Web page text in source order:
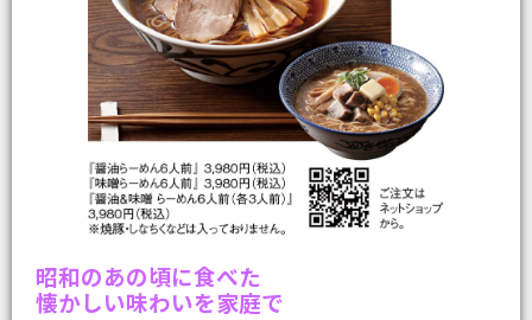
昭和のあの頃に食べた
懐かしい味わいを家庭で